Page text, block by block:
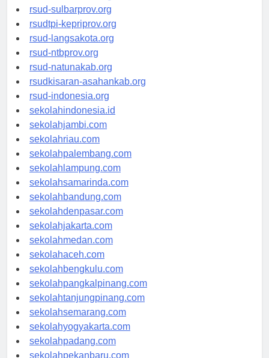
rsud-brebeskab.org
rsud-sulbarprov.org
rsudtpi-kepriprov.org
rsud-langsakota.org
rsud-ntbprov.org
rsud-natunakab.org
rsudkisaran-asahankab.org
rsud-indonesia.org
sekolahindonesia.id
sekolahjambi.com
sekolahriau.com
sekolahpalembang.com
sekolahlampung.com
sekolahsamarinda.com
sekolahbandung.com
sekolahdenpasar.com
sekolahjakarta.com
sekolahmedan.com
sekolahaceh.com
sekolahbengkulu.com
sekolahpangkalpinang.com
sekolahtanjungpinang.com
sekolahsemarang.com
sekolahyogyakarta.com
sekolahpadang.com